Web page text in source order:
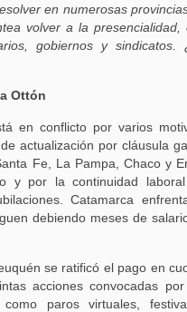
en numerosas
volver a la presencialidad,
gobiernos y sindicatos.
Ottón
en conflicto por varios
actualización por cláusula
Fe, La Pampa, Chaco y
y por la continuidad
Catamarca
debiendo meses de
se ratificó el pago en
acciones convocadas
paros virtuales,